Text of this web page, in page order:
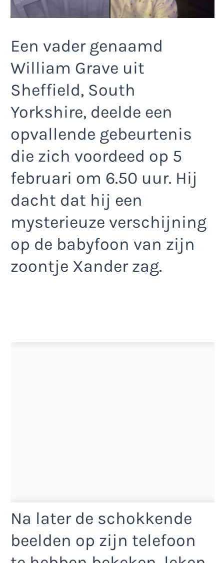
Een vader genaamd
William Grave uit
Sheffield, South
Yorkshire, deelde een
opvallende gebeurtenis
die zich voordeed op 5
februari om 6.50 uur. Hij
dacht dat hij een
mysterieuze verschijning
op de babyfoon van zijn
zoontje Xander zag.
Na later de schokkende
beelden op zijn telefoon